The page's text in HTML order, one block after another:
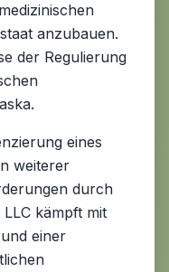
anzubauen.
der Regulierung
eines
weiterer
durch
kämpft mit
einer